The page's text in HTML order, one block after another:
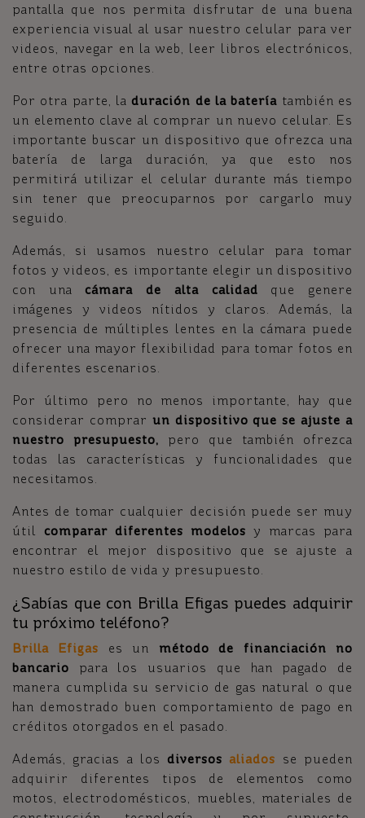
pantalla que nos permita disfrutar de una buena
experiencia visual al usar nuestro celular para ver
videos, navegar en la web, leer libros electrónicos,
entre otras opciones.
Por otra parte, la duración de la batería también es
un elemento clave al comprar un nuevo celular. Es
importante buscar un dispositivo que ofrezca una
batería de larga duración, ya que esto nos
permitirá utilizar el celular durante más tiempo
sin tener que preocuparnos por cargarlo muy
seguido.
Además, si usamos nuestro celular para tomar
fotos y videos, es importante elegir un dispositivo
con una cámara de alta calidad que genere
imágenes y videos nítidos y claros. Además, la
presencia de múltiples lentes en la cámara puede
ofrecer una mayor flexibilidad para tomar fotos en
diferentes escenarios.
Por último pero no menos importante, hay que
considerar comprar un dispositivo que se ajuste a
nuestro presupuesto, pero que también ofrezca
todas las características y funcionalidades que
necesitamos.
Antes de tomar cualquier decisión puede ser muy
útil comparar diferentes modelos y marcas para
encontrar el mejor dispositivo que se ajuste a
nuestro estilo de vida y presupuesto.
¿Sabías que con Brilla Efigas puedes adquirir
tu próximo teléfono?
Brilla Efigas es un método de financiación no
bancario para los usuarios que han pagado de
manera cumplida su servicio de gas natural o que
han demostrado buen comportamiento de pago en
créditos otorgados en el pasado.
Además, gracias a los diversos aliados se pueden
adquirir diferentes tipos de elementos como
motos, electrodomésticos, muebles, materiales de